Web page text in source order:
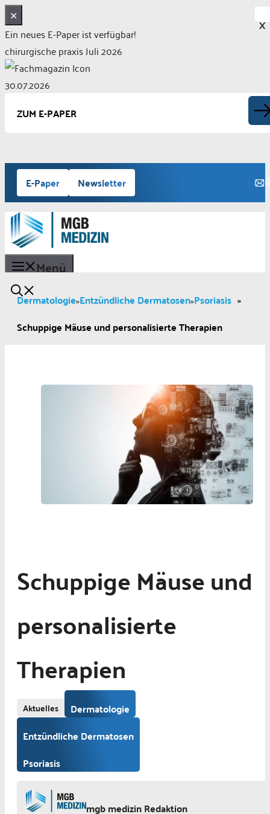
✕
Ein neues E-Paper ist verfügbar!
chirurgische praxis Juli 2026
30.07.2026
ZUM E-PAPER
Zum
Inhalt
springen
E-Paper Newsletter
Menü
Dermatologie»Entzündliche Dermatosen»Psoriasis »
Schuppige Mäuse und personalisierte Therapien
Schuppige Mäuse und
personalisierte
Therapien
Aktuelles
Dermatologie
Entzündliche Dermatosen
Psoriasis
mgb medizin Redaktion
X